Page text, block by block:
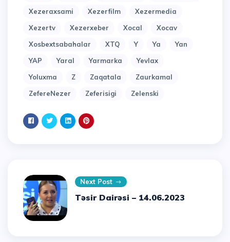
Xezeraxsami
Xezerfilm
Xezermedia
Xezertv
Xezerxeber Xocal
Xocav
Xosbextsabahalar
XTQ Y Ya
Yan
YAP
Yaral Yarmarka
Yevlax
Yoluxma
Z Zaqatala
Zaurkamal
ZefereNezer
Zeferisigi Zelenski
Next Post
Təsir Dairəsi – 14.06.2023